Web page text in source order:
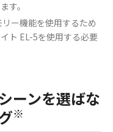
す。
ー機能を使用するため
ト EL-5を使用する必要
ーンを選ばな
※